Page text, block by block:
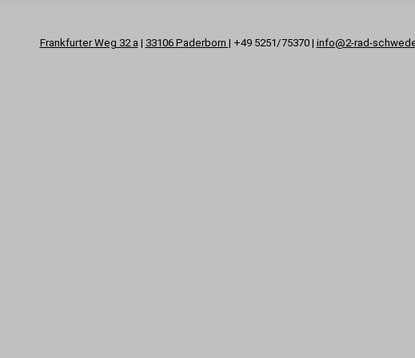
Frankfurter Weg 32 a | 33106 Paderborn | +49 5251/75370 | info@2-rad-